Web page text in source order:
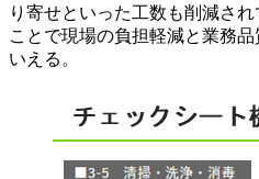
り寄せといった工数も削減さ
ことで現場の負担軽減と業務
いえる。